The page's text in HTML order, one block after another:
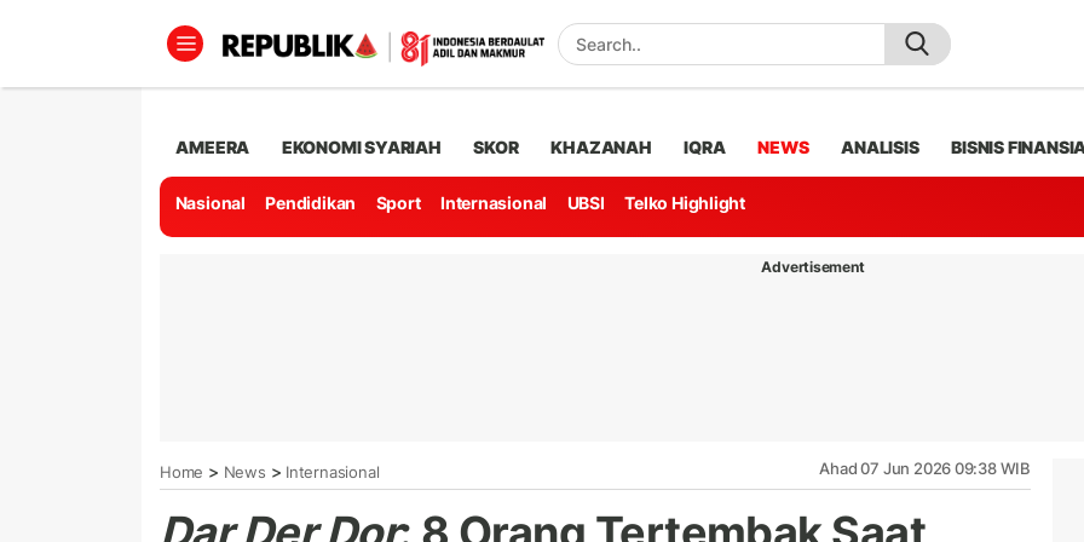
AMEERA EKONOMI SYARIAH SKOR KHAZANAH IQRA NEWS ANALISIS BISNIS
Nasional Pendidikan Sport Internasional UBSI Telko Highlight
Advertisement
Home > News > Internasional Ahad 07 Jun 2026 09:38 WIB